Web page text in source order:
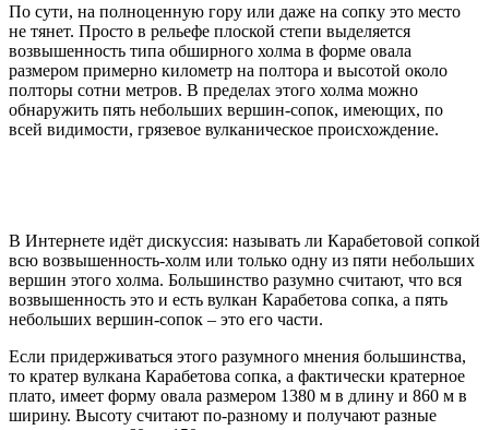
По сути, на полноценную гору или даже на сопку это место
не тянет. Просто в рельефе плоской степи выделяется
возвышенность типа обширного холма в форме овала
размером примерно километр на полтора и высотой около
полторы сотни метров. В пределах этого холма можно
обнаружить пять небольших вершин-сопок, имеющих, по
всей видимости, грязевое вулканическое происхождение.
В Интернете идёт дискуссия: называть ли Карабетовой сопкой
всю возвышенность-холм или только одну из пяти небольших
вершин этого холма. Большинство разумно считают, что вся
возвышенность это и есть вулкан Карабетова сопка, а пять
небольших вершин-сопок – это его части.
Если придерживаться этого разумного мнения большинства,
то кратер вулкана Карабетова сопка, а фактически кратерное
плато, имеет форму овала размером 1380 м в длину и 860 м в
ширину. Высоту считают по-разному и получают разные